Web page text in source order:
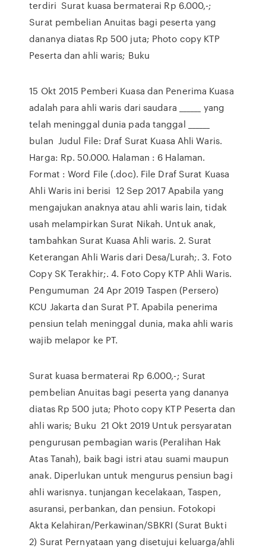
terdiri Surat kuasa bermaterai Rp 6.000,-;
Surat pembelian Anuitas bagi peserta yang
dananya diatas Rp 500 juta; Photo copy KTP
Peserta dan ahli waris; Buku
15 Okt 2015 Pemberi Kuasa dan Penerima Kuasa
adalah para ahli waris dari saudara ______ yang
telah meninggal dunia pada tanggal ______
bulan Judul File: Draf Surat Kuasa Ahli Waris.
Harga: Rp. 50.000. Halaman : 6 Halaman.
Format : Word File (.doc). File Draf Surat Kuasa
Ahli Waris ini berisi 12 Sep 2017 Apabila yang
mengajukan anaknya atau ahli waris lain, tidak
usah melampirkan Surat Nikah. Untuk anak,
tambahkan Surat Kuasa Ahli waris. 2. Surat
Keterangan Ahli Waris dari Desa/Lurah;. 3. Foto
Copy SK Terakhir;. 4. Foto Copy KTP Ahli Waris.
Pengumuman 24 Apr 2019 Taspen (Persero)
KCU Jakarta dan Surat PT. Apabila penerima
pensiun telah meninggal dunia, maka ahli waris
wajib melapor ke PT.
Surat kuasa bermaterai Rp 6.000,-; Surat
pembelian Anuitas bagi peserta yang dananya
diatas Rp 500 juta; Photo copy KTP Peserta dan
ahli waris; Buku 21 Okt 2019 Untuk persyaratan
pengurusan pembagian waris (Peralihan Hak
Atas Tanah), baik bagi istri atau suami maupun
anak. Diperlukan untuk mengurus pensiun bagi
ahli warisnya. tunjangan kecelakaan, Taspen,
asuransi, perbankan, dan pensiun. Fotokopi
Akta Kelahiran/Perkawinan/SBKRI (Surat Bukti
2) Surat Pernyataan yang disetujui keluarga/ahli